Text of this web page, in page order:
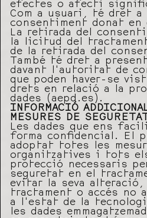
efectes o afecti
Com a usuari, té dret a
consentiment donat en
La retirada del
la licitud del
de la retirada del
També té dret a
davant l’autoritat de
que poden haver-se
drets en relació a la
dades (aepd.es).
INFORMACIÓ
MESURES DE SEGURETAT
Les dades que ens
forma confidencial. El
adoptat totes les
organitzatives i tots
protecció necessaris
seguretat en el
evitar la seva
tractament o accés no
a l’estat de la
les dades